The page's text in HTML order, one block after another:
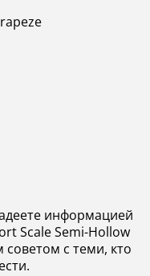
информацией
Scale Semi-Hollow
с теми, кто